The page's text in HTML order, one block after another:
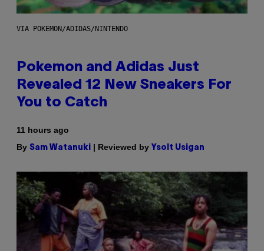
VIA POKEMON/ADIDAS/NINTENDO
Pokemon and Adidas Just
Revealed 12 New Sneakers For
You to Catch
11 hours ago
By Sam Watanuki | Reviewed by Ysolt Usigan